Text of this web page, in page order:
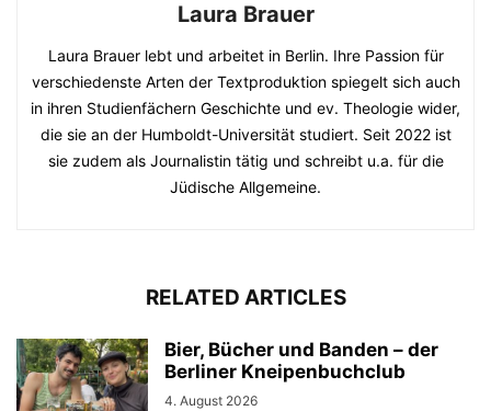
Laura Brauer
Laura Brauer lebt und arbeitet in Berlin. Ihre Passion für
verschiedenste Arten der Textproduktion spiegelt sich auch
in ihren Studienfächern Geschichte und ev. Theologie wider,
die sie an der Humboldt-Universität studiert. Seit 2022 ist
sie zudem als Journalistin tätig und schreibt u.a. für die
Jüdische Allgemeine.
RELATED ARTICLES
Bier, Bücher und Banden – der
Berliner Kneipenbuchclub
4. August 2026